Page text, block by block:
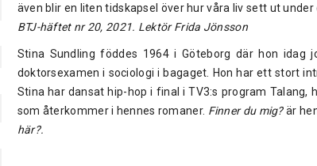
även blir en liten tidskapsel över hur våra liv sett ut under
BTJ-häftet nr 20, 2021. Lektör Frida Jönsson
Stina Sundling föddes 1964 i Göteborg där hon idag
doktorsexamen i sociologi i bagaget. Hon har ett stort
Stina har dansat hip-hop i final i TV3:s program
som återkommer i hennes romaner. Finner du mig?är
här?.